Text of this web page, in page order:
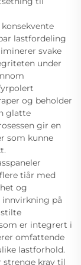
lastfordeling
svake
under
og beholder
glatte
gir en
som kunne
tiår med
og
på
er integrert i
omfattende
lastforhold.
strenge krav til